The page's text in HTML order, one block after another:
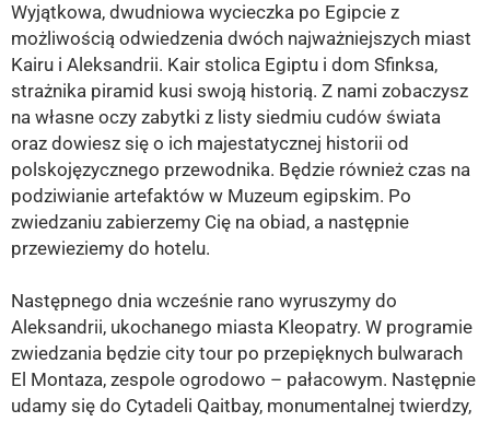
Wyjątkowa, dwudniowa wycieczka po Egipcie z
możliwością odwiedzenia dwóch najważniejszych miast
Kairu i Aleksandrii. Kair stolica Egiptu i dom Sfinksa,
strażnika piramid kusi swoją historią. Z nami zobaczysz
na własne oczy zabytki z listy siedmiu cudów świata
oraz dowiesz się o ich majestatycznej historii od
polskojęzycznego przewodnika. Będzie również czas na
podziwianie artefaktów w Muzeum egipskim. Po
zwiedzaniu zabierzemy Cię na obiad, a następnie
przewieziemy do hotelu.
Następnego dnia wcześnie rano wyruszymy do
Aleksandrii, ukochanego miasta Kleopatry. W programie
zwiedzania będzie city tour po przepięknych bulwarach
El Montaza, zespole ogrodowo – pałacowym. Następnie
udamy się do Cytadeli Qaitbay, monumentalnej twierdzy,